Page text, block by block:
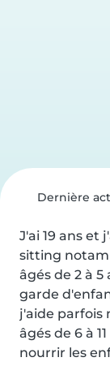
Dernière
J'ai 19 ans et
sitting
âgés de 2 à 5
garde
j'aide parfois
âgés de 6 à
nourrir les